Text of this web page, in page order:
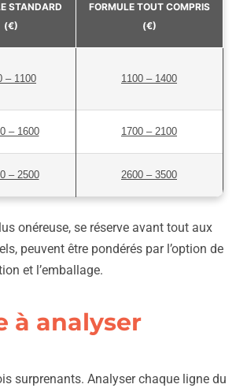
STANDARD
(€)
FORMULE TOUT COMPRIS
(€)
– 1100 1100 – 1400
– 1600 1700 – 2100
– 2500 2600 – 3500
onéreuse, se réserve avant tout aux
peuvent être pondérés par l’option de
et l’emballage.
à analyser
surprenants. Analyser chaque ligne du